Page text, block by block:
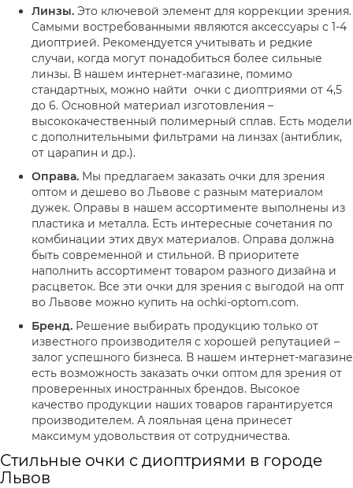
Линзы. Это ключевой элемент для коррекции зрения.
Самыми востребованными являются аксессуары с 1-4
диоптрией. Рекомендуется учитывать и редкие
случаи, когда могут понадобиться более сильные
линзы. В нашем интернет-магазине, помимо
стандартных, можно найти очки с диоптриями от 4,5
до 6. Основной материал изготовления –
высококачественный полимерный сплав. Есть модели
с дополнительными фильтрами на линзах (антиблик,
от царапин и др.).
Оправа. Мы предлагаем заказать очки для зрения
оптом и дешево во Львове с разным материалом
дужек. Оправы в нашем ассортименте выполнены из
пластика и металла. Есть интересные сочетания по
комбинации этих двух материалов. Оправа должна
быть современной и стильной. В приоритете
наполнить ассортимент товаром разного дизайна и
расцветок. Все эти очки для зрения с выгодой на опт
во Львове можно купить на ochki-optom.com.
Бренд. Решение выбирать продукцию только от
известного производителя с хорошей репутацией –
залог успешного бизнеса. В нашем интернет-магазине
есть возможность заказать очки оптом для зрения от
проверенных иностранных брендов. Высокое
качество продукции наших товаров гарантируется
производителем. А лояльная цена принесет
максимум удовольствия от сотрудничества.
Стильные очки с диоптриями в городе
Львов